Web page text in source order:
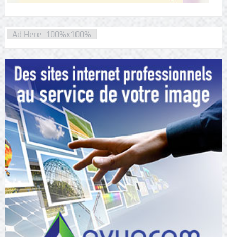
Ad Here: 100%x100%